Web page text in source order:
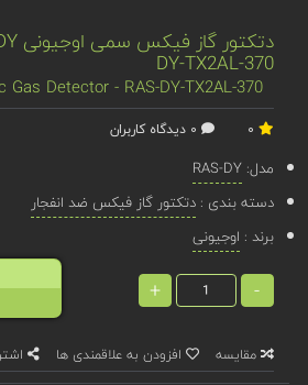
DY-TX2AL-370
Gas Detector - RAS-DY-TX2AL-370
مدل:RAS-DY
دسته بندی :دتکتور گاز فیکس ضد انفجار
برند : اوجیونی
-
+
مقایسه افزودن به علاقمندی ها